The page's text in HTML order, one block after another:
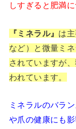
しすぎると肥満
『ミネラル』 は
など）と微量ミ
されていますが
われています。
ミネラルのバラ
や爪の健康にも